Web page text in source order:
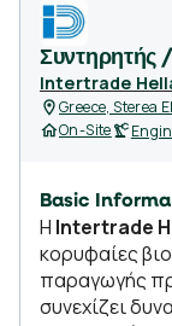
Συντηρητής
Intertrade
Greece, Sterea
On-Site
Basic
Η Intertrade
κορυφαίες
παραγωγής
συνεχίζει